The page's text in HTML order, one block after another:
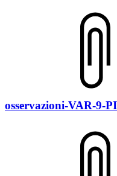
osservazioni-VAR-9-